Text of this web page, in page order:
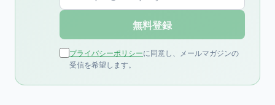
無料登録
プライバシーポリシーに同意し、メールマガジンの
受信を希望します。